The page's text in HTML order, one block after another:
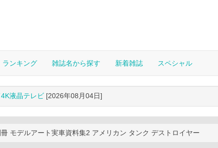
ランキング 雑誌名から探す 新着雑誌 スペシャル
液晶テレビ [2026年08月04日]
モデルアート実車資料集2 アメリカン タンク デストロイヤー